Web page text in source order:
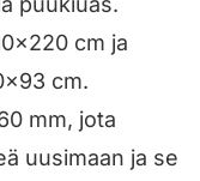
cm ja
cm.
mm, jota
uusimaan ja se